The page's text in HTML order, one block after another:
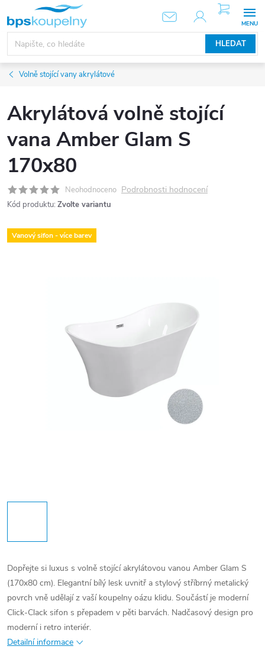
obsah
HLEDAT
NÁKUPNÍ
KOŠÍK
Volně stojící vany akrylátové
Akrylátová volně stojící
vana Amber Glam S
170x80
Neohodnoceno Podrobnosti hodnocení
Kód produktu: Zvolte variantu
Vanový sifon - více barev
Dopřejte si luxus s volně stojící akrylátovou vanou Amber Glam S
(170x80 cm). Elegantní bílý lesk uvnitř a stylový stříbrný metalický
povrch vně udělají z vaší koupelny oázu klidu. Součástí je moderní
Click-Clack sifon s přepadem v pěti barvách. Nadčasový design pro
moderní i retro interiér.
Detailní informace